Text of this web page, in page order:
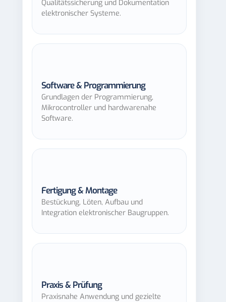
Qualitätssicherung und Dokumentation
elektronischer Systeme.
Software & Programmierung
Grundlagen der Programmierung,
Mikrocontroller und hardwarenahe
Software.
Fertigung & Montage
Bestückung, Löten, Aufbau und
Integration elektronischer Baugruppen.
Praxis & Prüfung
Praxisnahe Anwendung und gezielte